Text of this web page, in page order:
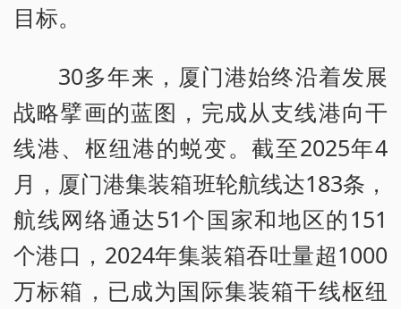
目标。
30多年来，厦门港始终沿着发展
战略擘画的蓝图，完成从支线港向干
线港、枢纽港的蜕变。截至2025年4
月，厦门港集装箱班轮航线达183条，
航线网络通达51个国家和地区的151
个港口，2024年集装箱吞吐量超1000
万标箱，已成为国际集装箱干线枢纽